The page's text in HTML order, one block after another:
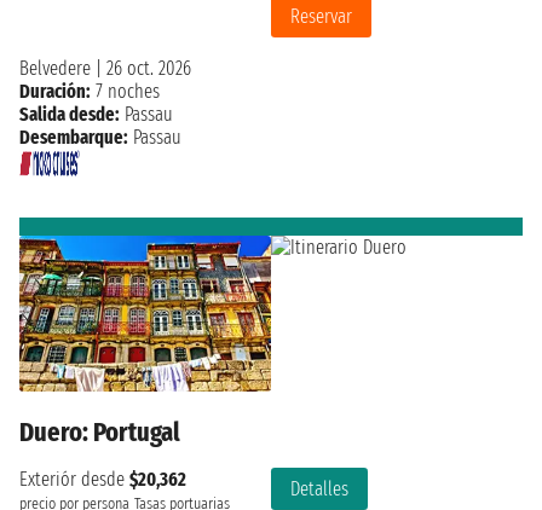
Reservar
Belvedere
26 oct. 2026
Duración: 7 noches
Salida desde: Passau
Desembarque: Passau
Duero: Portugal
Exteriór desde $20,362
precio por persona Tasas portuarias
Detalles